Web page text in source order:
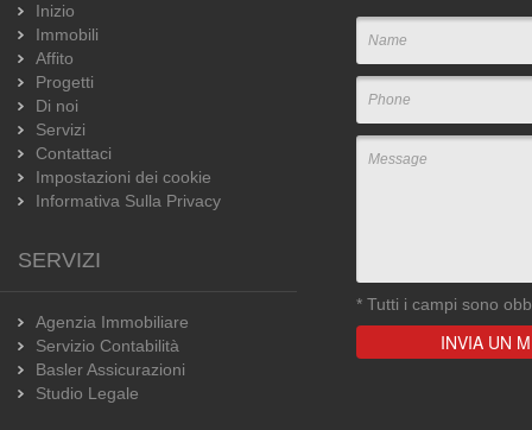
Inizio
Immobili
Affito
Progetti
Di noi
Servizi
Contattaci
Impostazioni dei cookie
Informativa Sulla Privacy
SERVIZI
Agenzia Immobiliare
Servizio Contabilità
Basler Assicurazioni
Studio Legale
* Tutti i campi sono